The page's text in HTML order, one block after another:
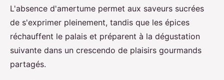
L'absence d'amertume permet aux saveurs sucrées
de s'exprimer pleinement, tandis que les épices
réchauffent le palais et préparent à la dégustation
suivante dans un crescendo de plaisirs gourmands
partagés.